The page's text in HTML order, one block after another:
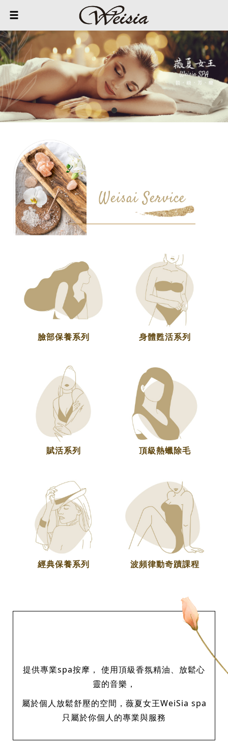
Weisai Service
臉部保養系列 身體甦活系列
賦活系列 頂級熱蠟除毛
經典保養系列 波頻律動奇蹟課程
提供專業spa按摩， 使用頂級香氛精油、放鬆心
靈的音樂，
屬於個人放鬆舒壓的空間，薇夏女王WeiSia spa
只屬於你個人的專業與服務